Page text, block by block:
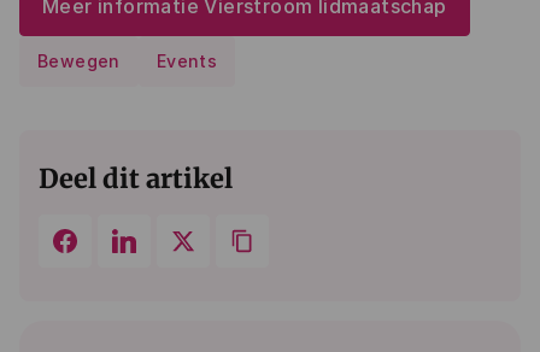
Meer informatie Vierstroom lidmaatschap
Bewegen Events
Deel dit artikel